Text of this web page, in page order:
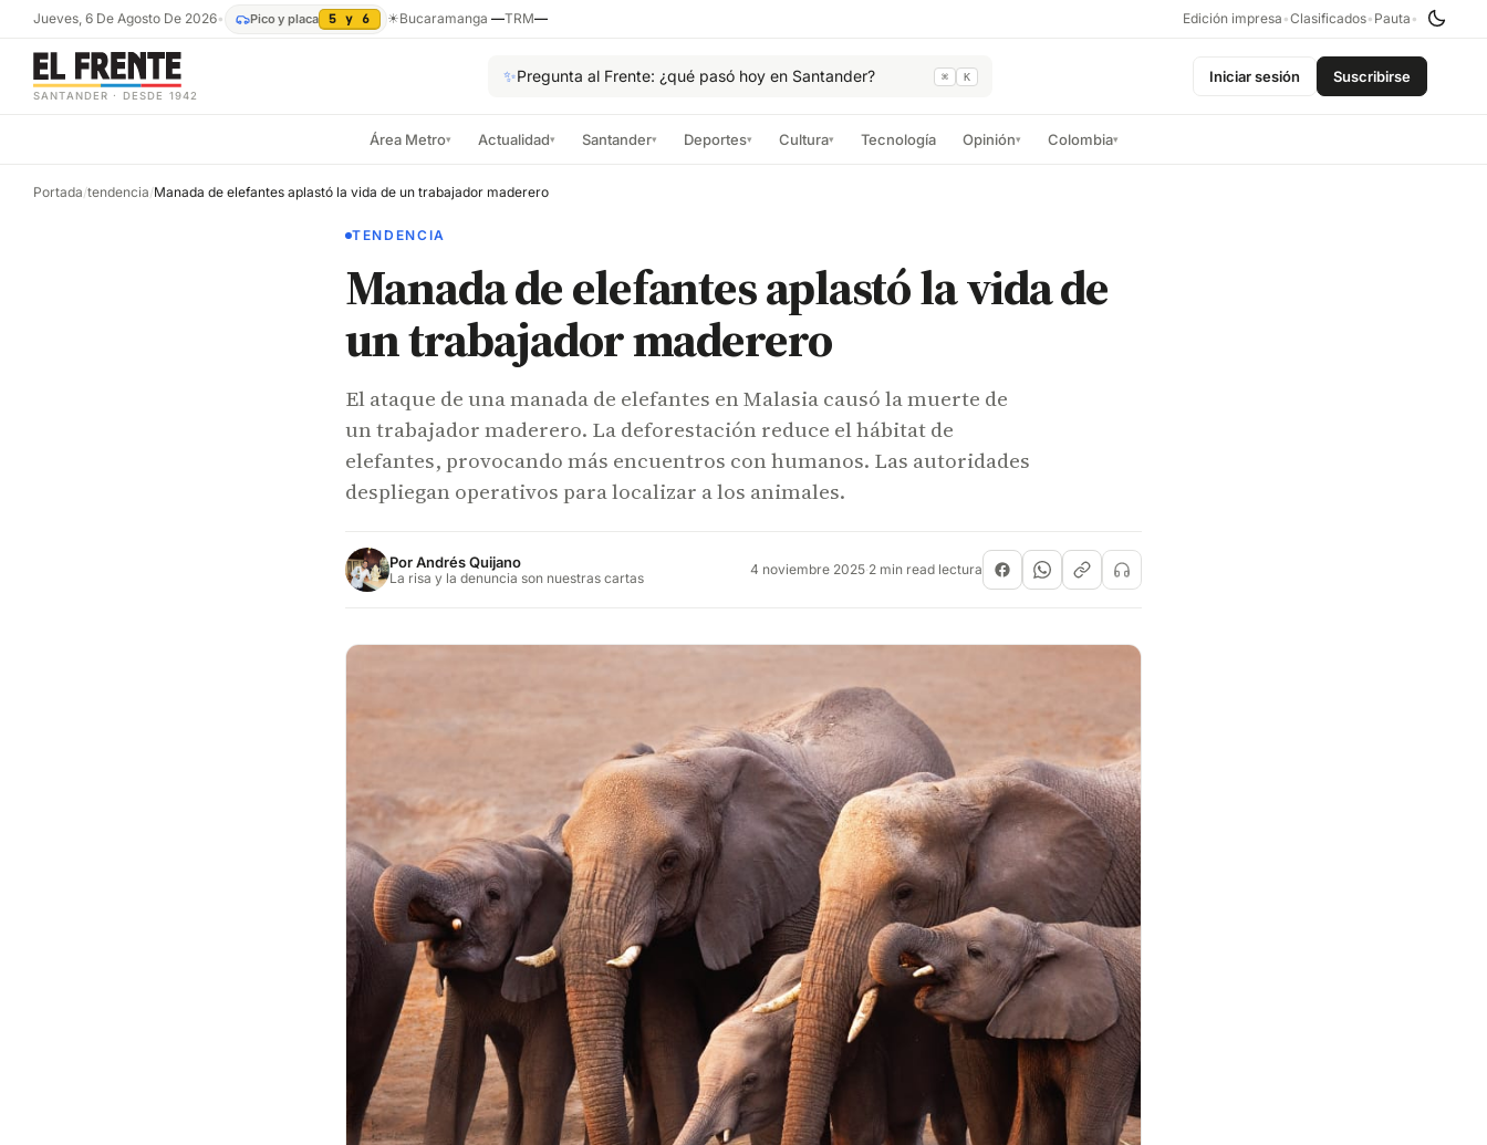
Jueves, 6 De Agosto De 2026• Pico y placa 5 y 6 ☀Bucaramanga —TRM— Edición impresa •Clasificados• Pauta •
SANTANDER · DESDE 1942
✨Pregunta al Frente: ¿qué pasó hoy en Santander? ⌘ K Iniciar sesión Suscribirse
Área Metro▾ Actualidad▾ Santander▾ Deportes▾ Cultura▾ Tecnología Opinión▾ Colombia▾
Portada/tendencia/Manada de elefantes aplastó la vida de un trabajador maderero
TENDENCIA
Manada de elefantes aplastó la vida de
un trabajador maderero
El ataque de una manada de elefantes en Malasia causó la muerte de
un trabajador maderero. La deforestación reduce el hábitat de
elefantes, provocando más encuentros con humanos. Las autoridades
despliegan operativos para localizar a los animales.
PorAndrés Quijano
La risa y la denuncia son nuestras cartas 4 noviembre 2025·2 min read lectura